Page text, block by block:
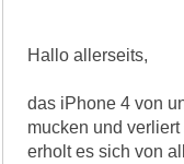
Hallo allerseits,
das iPhone 4 von
mucken und verliert
erholt es sich von